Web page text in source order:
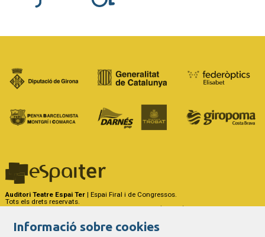
Auditori Teatre Espai Ter | Espai Firal i de Congressos.
Tots els drets reservats.
Carrer del Riu Ter, 29 - 17257 Torroella de Montgrí (Girona)
Informació sobre cookies